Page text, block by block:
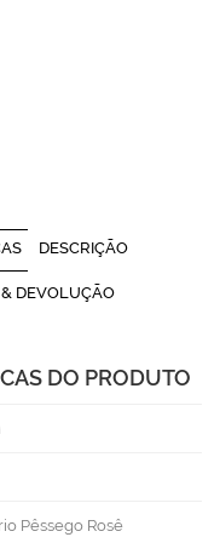
DESCRIÇÃO
DEVOLUÇÃO
DO PRODUTO
Pêssego Rosê